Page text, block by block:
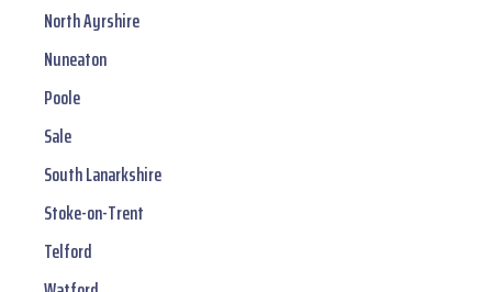
North Ayrshire
Nuneaton
Poole
Sale
South Lanarkshire
Stoke-on-Trent
Telford